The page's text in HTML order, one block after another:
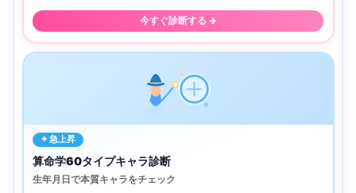
今すぐ診断する →
✦ 急上昇
算命学60タイプキャラ診断
生年月日で本質キャラをチェック